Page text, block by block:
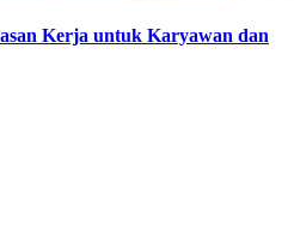
Kerja untuk Karyawan dan